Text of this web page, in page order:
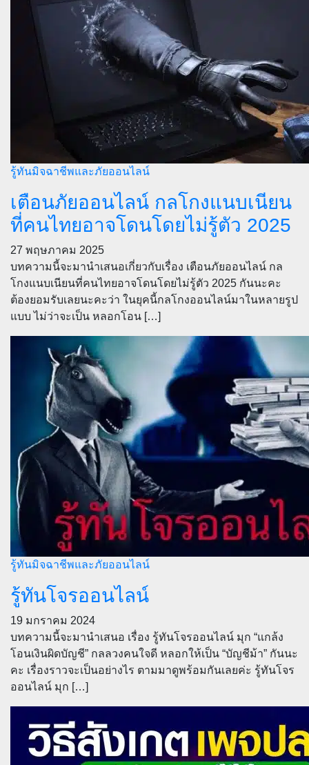
รู้ทันมิจฉาชีพและภัยออนไลน์
เตือนภัยออนไลน์ กลโกงแนบเนียน
ที่คนไทยอาจโดนโดยไม่รู้ตัว 2025
27 พฤษภาคม 2025
บทความนี้จะมานำเสนอเกี่ยวกับเรื่อง เตือนภัยออนไลน์ กล
โกงแนบเนียนที่คนไทยอาจโดนโดยไม่รู้ตัว 2025 กันนะคะ
ต้องยอมรับเลยนะคะว่า ในยุคนี้กลโกงออนไลน์มาในหลายรูป
แบบ ไม่ว่าจะเป็น หลอกโอน […]
รู้ทันมิจฉาชีพและภัยออนไลน์
รู้ทันโจรออนไลน์
19 มกราคม 2024
บทความนี้จะมานำเสนอ เรื่อง รู้ทันโจรออนไลน์ มุก “แกล้ง
โอนเงินผิดบัญชี” กลลวงคนใจดี หลอกให้เป็น “บัญชีม้า” กันนะ
คะ เรื่องราวจะเป็นอย่างไร ตามมาดูพร้อมกันเลยค่ะ รู้ทันโจร
ออนไลน์ มุก […]